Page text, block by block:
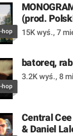
hop
(prod.
15K wyś., 7
hop
batoreq,
3.2K wyś., 8
Central
& Daniel